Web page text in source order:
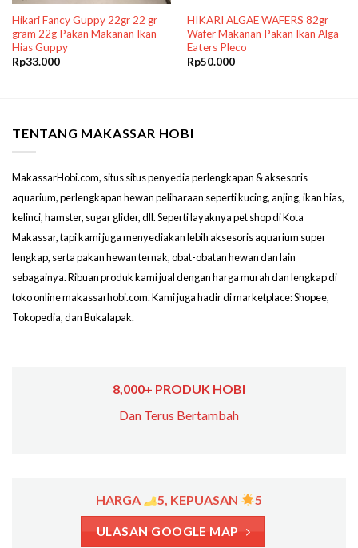
Hikari Fancy Guppy 22gr 22 gr
gram 22g Pakan Makanan Ikan
Hias Guppy
Rp33.000
HIKARI ALGAE WAFERS 82gr
Wafer Makanan Pakan Ikan Alga
Eaters Pleco
Rp50.000
TENTANG MAKASSAR HOBI
MakassarHobi.com, situs situs penyedia perlengkapan & aksesoris
aquarium, perlengkapan hewan peliharaan seperti kucing, anjing, ikan hias,
kelinci, hamster, sugar glider, dll. Seperti layaknya pet shop di Kota
Makassar, tapi kami juga menyediakan lebih aksesoris aquarium super
lengkap, serta pakan hewan ternak, obat-obatan hewan dan lain
sebagainya. Ribuan produk kami jual dengan harga murah dan lengkap di
toko online makassarhobi.com. Kami juga hadir di marketplace: Shopee,
Tokopedia, dan Bukalapak.
8,000+ PRODUK HOBI
Dan Terus Bertambah
HARGA 5, KEPUASAN 5
ULASAN GOOGLE MAP